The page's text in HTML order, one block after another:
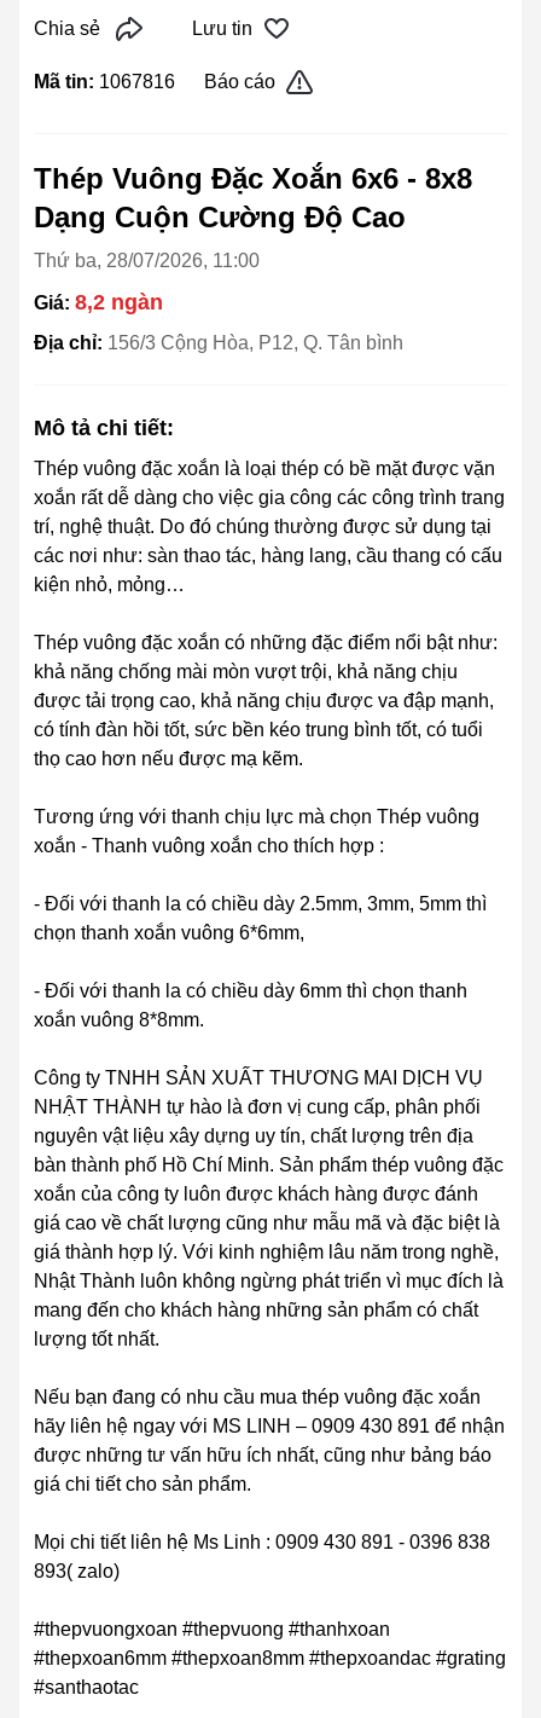
Chia sẻ Lưu tin
Mã tin: 1067816 Báo cáo
Thép Vuông Đặc Xoắn 6x6 - 8x8
Dạng Cuộn Cường Độ Cao
Thứ ba, 28/07/2026, 11:00
Giá: 8,2 ngàn
Địa chỉ: 156/3 Cộng Hòa, P12, Q. Tân bình
Mô tả chi tiết:
Thép vuông đặc xoắn là loại thép có bề mặt được vặn
xoắn rất dễ dàng cho việc gia công các công trình trang
trí, nghệ thuật. Do đó chúng thường được sử dụng tại
các nơi như: sàn thao tác, hàng lang, cầu thang có cấu
kiện nhỏ, mỏng…
Thép vuông đặc xoắn có những đặc điểm nổi bật như:
khả năng chống mài mòn vượt trội, khả năng chịu
được tải trọng cao, khả năng chịu được va đập mạnh,
có tính đàn hồi tốt, sức bền kéo trung bình tốt, có tuổi
thọ cao hơn nếu được mạ kẽm.
Tương ứng với thanh chịu lực mà chọn Thép vuông
xoắn - Thanh vuông xoắn cho thích hợp :
- Đối với thanh la có chiều dày 2.5mm, 3mm, 5mm thì
chọn thanh xoắn vuông 6*6mm,
- Đối với thanh la có chiều dày 6mm thì chọn thanh
xoắn vuông 8*8mm.
Công ty TNHH SẢN XUẤT THƯƠNG MAI DỊCH VỤ
NHẬT THÀNH tự hào là đơn vị cung cấp, phân phối
nguyên vật liệu xây dựng uy tín, chất lượng trên địa
bàn thành phố Hồ Chí Minh. Sản phẩm thép vuông đặc
xoắn của công ty luôn được khách hàng được đánh
giá cao về chất lượng cũng như mẫu mã và đặc biệt là
giá thành hợp lý. Với kinh nghiệm lâu năm trong nghề,
Nhật Thành luôn không ngừng phát triển vì mục đích là
mang đến cho khách hàng những sản phẩm có chất
lượng tốt nhất.
Nếu bạn đang có nhu cầu mua thép vuông đặc xoắn
hãy liên hệ ngay với MS LINH – 0909 430 891 để nhận
được những tư vấn hữu ích nhất, cũng như bảng báo
giá chi tiết cho sản phẩm.
Mọi chi tiết liên hệ Ms Linh : 0909 430 891 - 0396 838
893( zalo)
#thepvuongxoan #thepvuong #thanhxoan
#thepxoan6mm #thepxoan8mm #thepxoandac #grating
#santhaotac